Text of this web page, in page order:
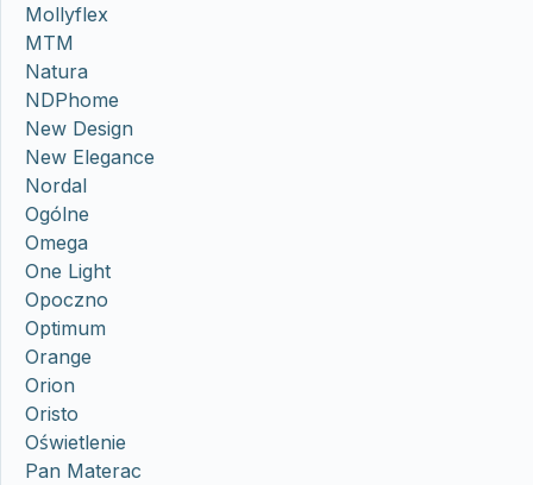
Mollyflex
MTM
Natura
NDPhome
New Design
New Elegance
Nordal
Ogólne
Omega
One Light
Opoczno
Optimum
Orange
Orion
Oristo
Oświetlenie
Pan Materac